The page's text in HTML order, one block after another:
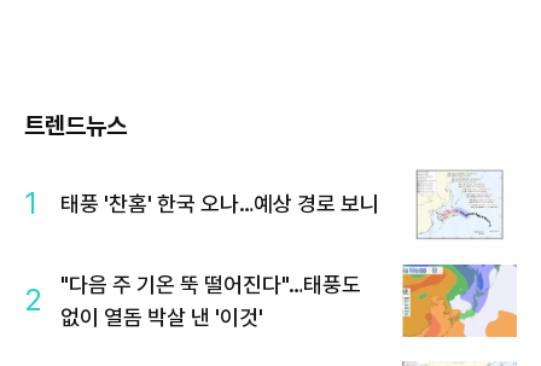
트렌드뉴스
1 태풍 '찬홈' 한국 오나…예상 경로 보니
2
"다음 주 기온 뚝 떨어진다"…태풍도
없이 열돔 박살 낸 '이것'